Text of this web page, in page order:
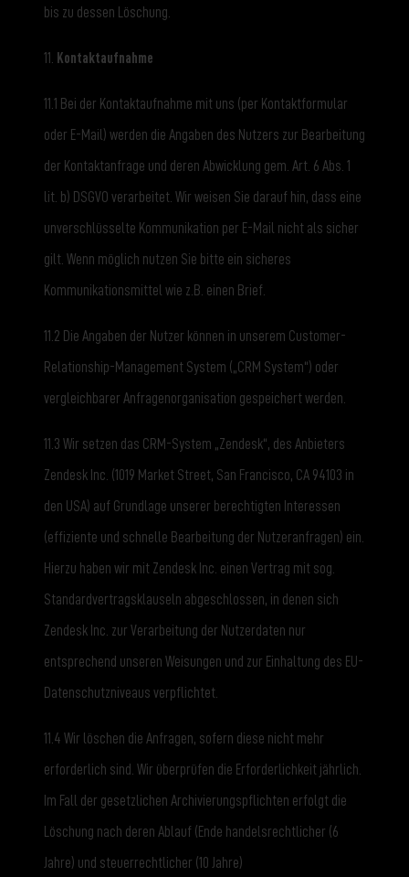
bis zu dessen Löschung.
11. Kontaktaufnahme
11.1 Bei der Kontaktaufnahme mit uns (per Kontaktformular
oder E-Mail) werden die Angaben des Nutzers zur Bearbeitung
der Kontaktanfrage und deren Abwicklung gem. Art. 6 Abs. 1
lit. b) DSGVO verarbeitet. Wir weisen Sie darauf hin, dass eine
unverschlüsselte Kommunikation per E-Mail nicht als sicher
gilt. Wenn möglich nutzen Sie bitte ein sicheres
Kommunikationsmittel wie z.B. einen Brief.
11.2 Die Angaben der Nutzer können in unserem Customer-
Relationship-Management System („CRM System“) oder
vergleichbarer Anfragenorganisation gespeichert werden.
11.3 Wir setzen das CRM-System „Zendesk“, des Anbieters
Zendesk Inc. (1019 Market Street, San Francisco, CA 94103 in
den USA) auf Grundlage unserer berechtigten Interessen
(effiziente und schnelle Bearbeitung der Nutzeranfragen) ein.
Hierzu haben wir mit Zendesk Inc. einen Vertrag mit sog.
Standardvertragsklauseln abgeschlossen, in denen sich
Zendesk Inc. zur Verarbeitung der Nutzerdaten nur
entsprechend unseren Weisungen und zur Einhaltung des EU-
Datenschutzniveaus verpflichtet.
11.4 Wir löschen die Anfragen, sofern diese nicht mehr
erforderlich sind. Wir überprüfen die Erforderlichkeit jährlich.
Im Fall der gesetzlichen Archivierungspflichten erfolgt die
Löschung nach deren Ablauf (Ende handelsrechtlicher (6
Jahre) und steuerrechtlicher (10 Jahre)